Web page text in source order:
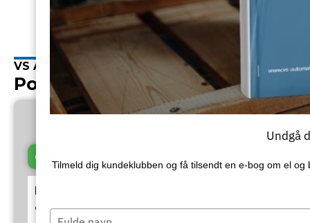
VS Automatic
Populære indlæg
Certificeringer
opsætte din...
Undgå
Tilmeld dig kundeklubben og få tilsendt en e‑bog om el
Type